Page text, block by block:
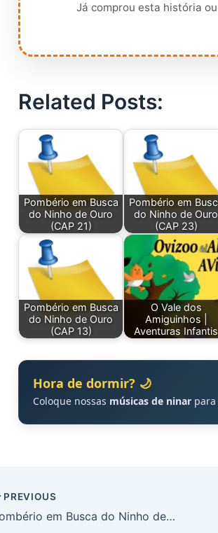
Já comprou esta história
Related Posts:
Pombério em Busca
do Ninho de Ouro
(CAP 21)
Pombério em
do Ninho de Ouro
(CAP 23)
Pombério em Busca
do Ninho de Ouro
(CAP 13)
O Vale dos
Amiguinhos |
Aventuras Infantis
Hora de dormir? 🌙
Coloque nossas músicas de ninar
PREVIOUS
Pombério em Busca do Ninho de Ouro (CAP 06)